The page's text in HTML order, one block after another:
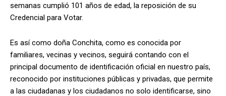
semanas cumplió 101 años de edad, la reposición de su
Credencial para Votar.
Es así como doña Conchita, como es conocida por
familiares, vecinas y vecinos, seguirá contando con el
principal documento de identificación oficial en nuestro país,
reconocido por instituciones públicas y privadas, que permite
a las ciudadanas y los ciudadanos no solo identificarse, sino